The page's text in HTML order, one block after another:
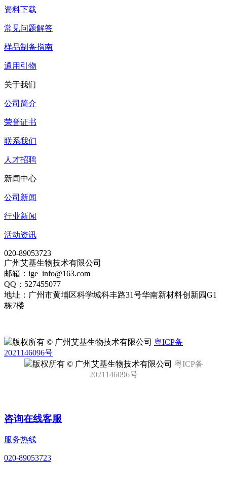
资料下载
常见问题解答
样品制备指南
通用引物
关于我们
公司简介
荣誉证书
联系我们
人才招聘
新闻中心
公司新闻
行业新闻
活动资讯
020-89053723
广州艾基生物技术有限公司
邮箱：ige_info@163.com
QQ：527455077
地址：广州市黄埔区科学城科丰路31号华南新材料创新园G1
栋7楼
版权所有 © 广州艾基生物技术有限公司 粤ICP备
2021146096号
版权所有 © 广州艾基生物技术有限公司 粤ICP备
2021146096号
咨询在线客服
服务热线
020-89053723